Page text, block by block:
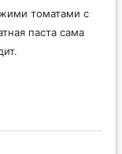
томатами с
паста сама